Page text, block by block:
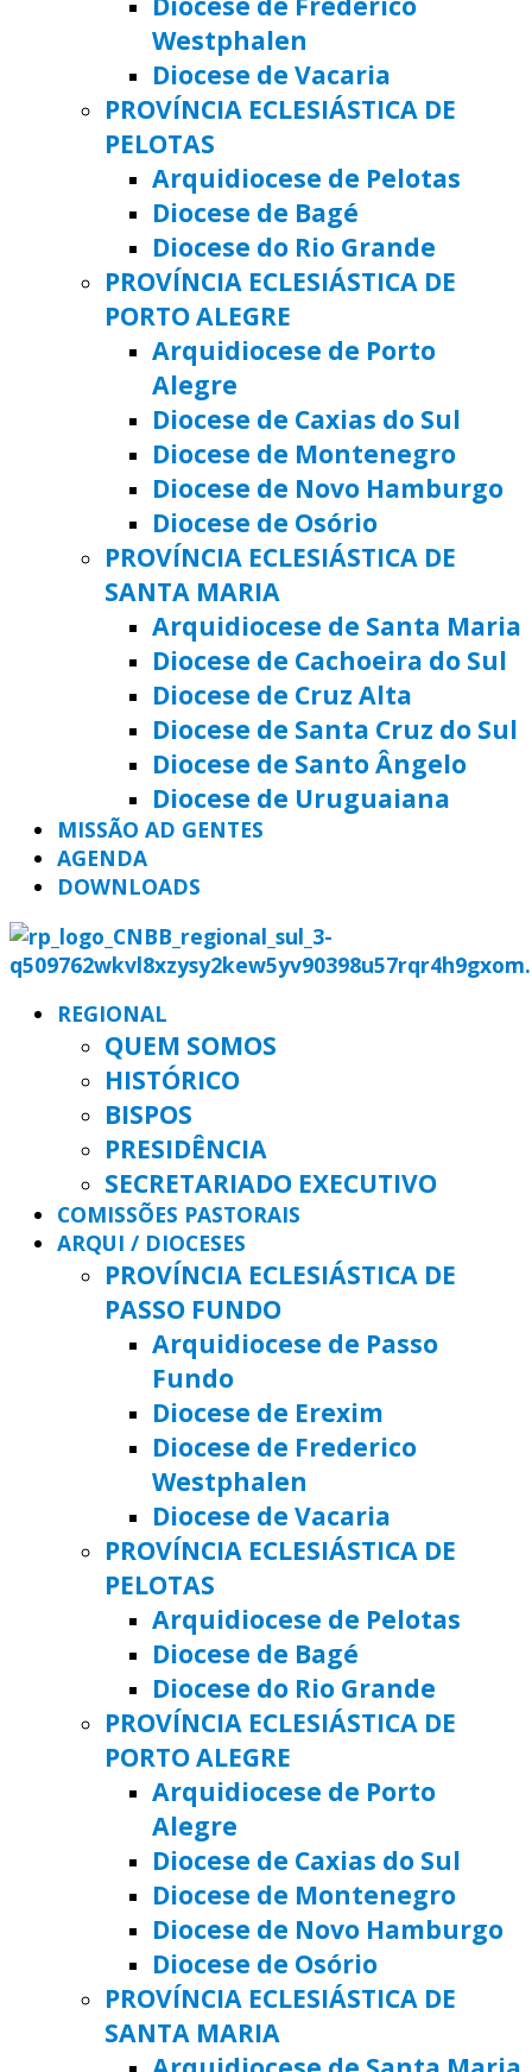
Westphalen
Diocese de Vacaria
PROVÍNCIA ECLESIÁSTICA DE
PELOTAS
Arquidiocese de Pelotas
Diocese de Bagé
Diocese do Rio Grande
PROVÍNCIA ECLESIÁSTICA DE
PORTO ALEGRE
Arquidiocese de Porto
Alegre
Diocese de Caxias do Sul
Diocese de Montenegro
Diocese de Novo Hamburgo
Diocese de Osório
PROVÍNCIA ECLESIÁSTICA DE
SANTA MARIA
Arquidiocese de Santa Maria
Diocese de Cachoeira do Sul
Diocese de Cruz Alta
Diocese de Santa Cruz do Sul
Diocese de Santo Ângelo
Diocese de Uruguaiana
MISSÃO AD GENTES
AGENDA
DOWNLOADS
REGIONAL
QUEM SOMOS
HISTÓRICO
BISPOS
PRESIDÊNCIA
SECRETARIADO EXECUTIVO
COMISSÕES PASTORAIS
ARQUI / DIOCESES
PROVÍNCIA ECLESIÁSTICA DE
PASSO FUNDO
Arquidiocese de Passo
Fundo
Diocese de Erexim
Diocese de Frederico
Westphalen
Diocese de Vacaria
PROVÍNCIA ECLESIÁSTICA DE
PELOTAS
Arquidiocese de Pelotas
Diocese de Bagé
Diocese do Rio Grande
PROVÍNCIA ECLESIÁSTICA DE
PORTO ALEGRE
Arquidiocese de Porto
Alegre
Diocese de Caxias do Sul
Diocese de Montenegro
Diocese de Novo Hamburgo
Diocese de Osório
PROVÍNCIA ECLESIÁSTICA DE
SANTA MARIA